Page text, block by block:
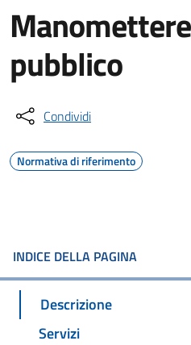
pubblico
Condividi
Normativa di riferimento
INDICE DELLA PAGINA
Descrizione
Servizi